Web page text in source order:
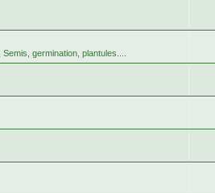
germination, plantules....